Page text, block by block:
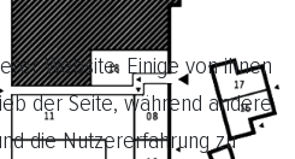
Website. Einige von ihnen
der Seite, während andere
die Nutzererfahrung zu